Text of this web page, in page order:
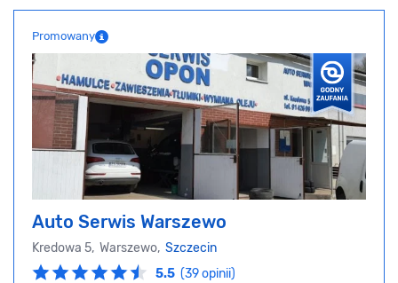
Promowany
Auto Serwis Warszewo
Kredowa 5, Warszewo, Szczecin
5.5 (39 opinii)